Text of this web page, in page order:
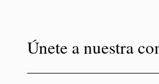
Únete a nuestra